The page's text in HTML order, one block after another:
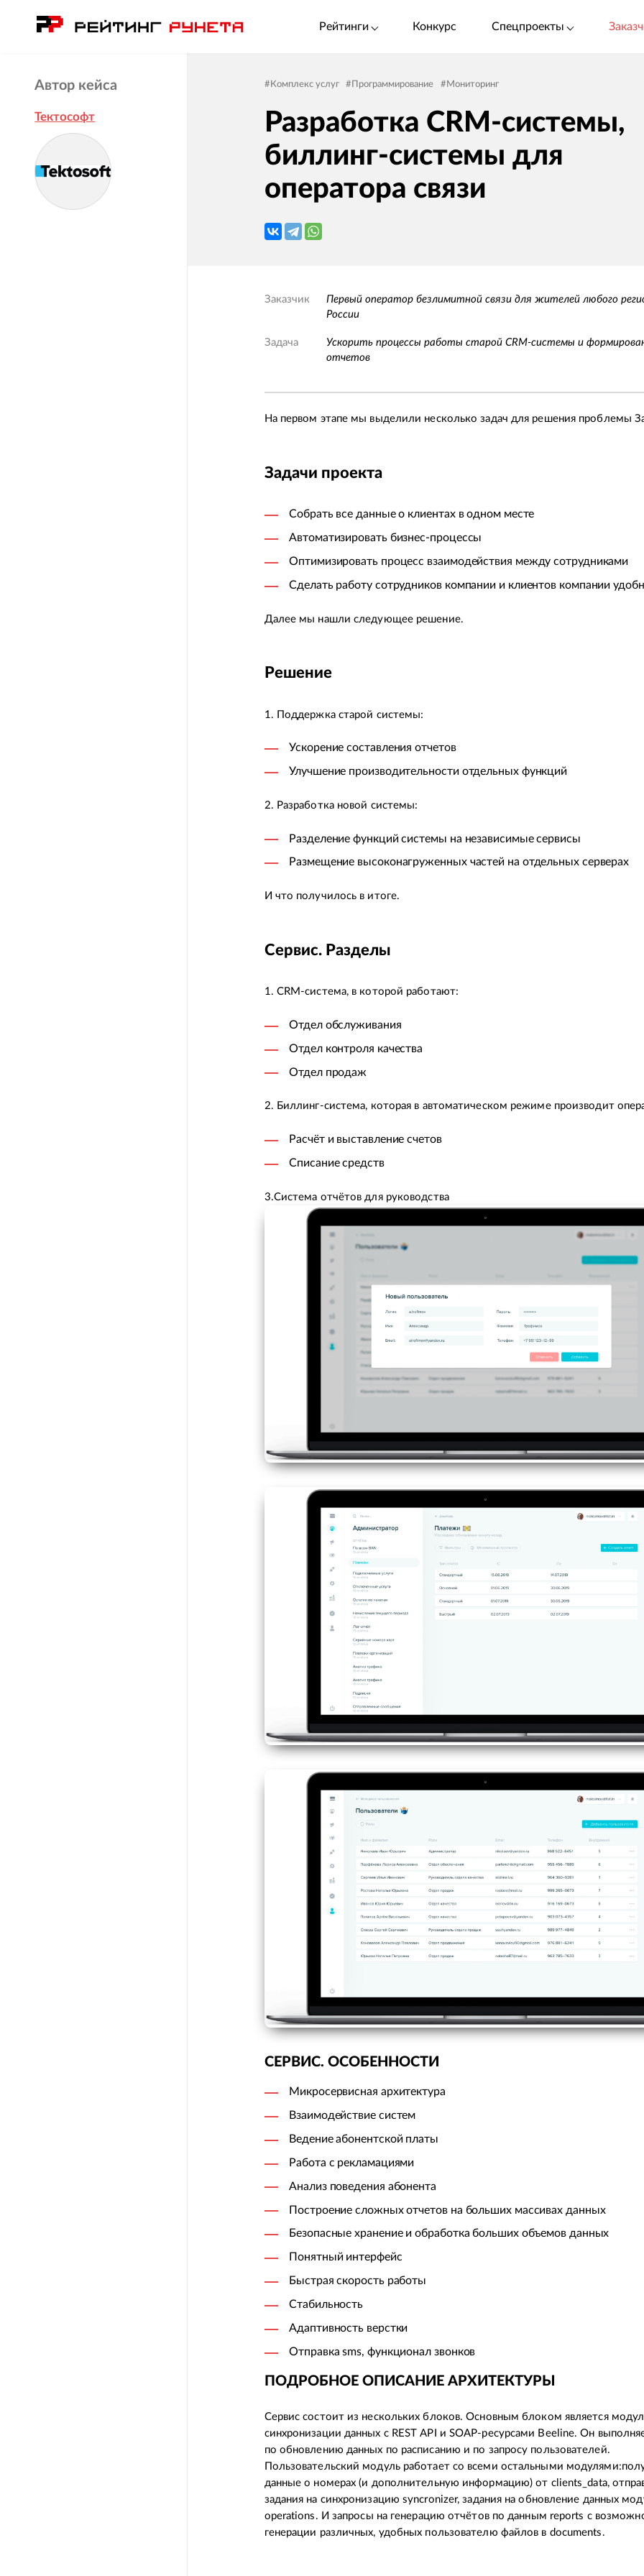
Рейтинги Конкурс Спецпроекты
Автор кейса
Тектософт
# Комплекс услуг # Программирование # Мониторинг
Разработка CRM-системы,
биллинг-системы для
оператора связи
Заказчик
Первый оператор безлимитной связи для жителей любого
России
Задача
Ускорить процессы работы старой CRM-системы и
отчетов
На первом этапе мы выделили несколько задач для решения проблемы
Задачи проекта
Собрать все данные о клиентах в одном месте
Автоматизировать бизнес-процессы
Оптимизировать процесс взаимодействия между сотрудниками
Сделать работу сотрудников компании и клиентов компании
Далее мы нашли следующее решение.
Решение
1. Поддержка старой системы:
Ускорение составления отчетов
Улучшение производительности отдельных функций
2. Разработка новой системы:
Разделение функций системы на независимые сервисы
Размещение высоконагруженных частей на отдельных серверах
И что получилось в итоге.
Сервис. Разделы
1. CRM-система, в которой работают:
Отдел обслуживания
Отдел контроля качества
Отдел продаж
2. Биллинг-система, которая в автоматическом режиме производит
Расчёт и выставление счетов
Списание средств
3.Система отчётов для руководства
СЕРВИС. ОСОБЕННОСТИ
Микросервисная архитектура
Взаимодействие систем
Ведение абонентской платы
Работа с рекламациями
Анализ поведения абонента
Построение сложных отчетов на больших массивах данных
Безопасные хранение и обработка больших объемов данных
Понятный интерфейс
Быстрая скорость работы
Стабильность
Адаптивность верстки
Отправка sms, функционал звонков
ПОДРОБНОЕ ОПИСАНИЕ АРХИТЕКТУРЫ
Сервис состоит из нескольких блоков. Основным блоком является
синхронизации данных с REST API и SOAP-ресурсами Beeline. Он
по обновлению данных по расписанию и по запросу пользователей.
Пользовательский модуль работает со всеми остальными
данные о номерах (и дополнительную информацию) от clients_data,
задания на синхронизацию syncronizer, задания на обновление данных
operations. И запросы на генерацию отчётов по данным reports с
генерации различных, удобных пользователю файлов в documents.